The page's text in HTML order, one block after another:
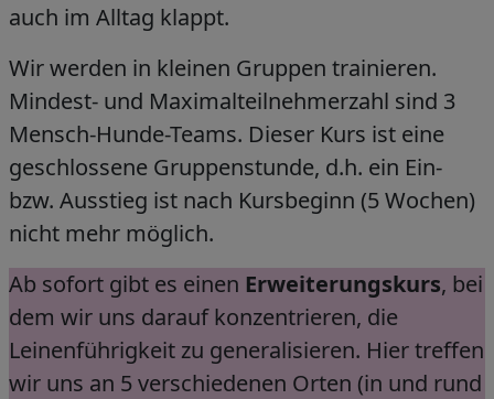
auch im Alltag klappt.
Wir werden in kleinen Gruppen trainieren.
Mindest- und Maximalteilnehmerzahl sind 3
Mensch-Hunde-Teams. Dieser Kurs ist eine
geschlossene Gruppenstunde, d.h. ein Ein-
bzw. Ausstieg ist nach Kursbeginn (5 Wochen)
nicht mehr möglich.
Ab sofort gibt es einen Erweiterungskurs, bei
dem wir uns darauf konzentrieren, die
Leinenführigkeit zu generalisieren. Hier treffen
wir uns an 5 verschiedenen Orten (in und rund